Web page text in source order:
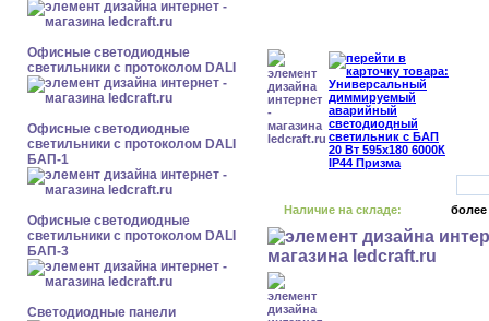
Офисные светодиодные
светильники с протоколом DALI
Офисные светодиодные
светильники с протоколом DALI
БАП-1
Офисные светодиодные
светильники с протоколом DALI
БАП-3
Cветодиодные панели
Наличие на складе: более